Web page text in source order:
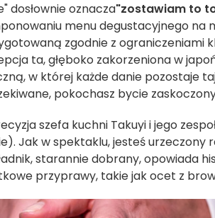
dosłownie oznacza"zostawiam to
menu degustacyjnego na
zgodnie z ograniczeniami
ta, głęboko zakorzeniona w
w której każde danie pozostaje
pokochasz bycie
szefa kuchni Takuyi i jego
Jak w spektaklu, jesteś
starannie dobrany, opowiada
przyprawy, takie jak ocet z